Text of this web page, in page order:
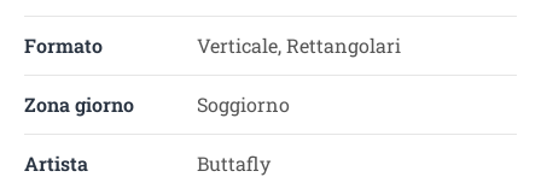
Formato Verticale, Rettangolari
Zona giorno Soggiorno
Artista Buttafly